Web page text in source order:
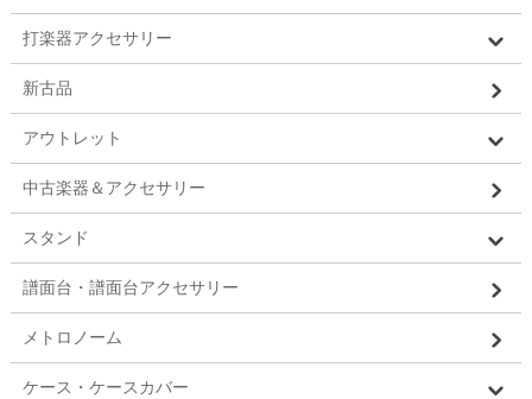
打楽器アクセサリー
新古品
アウトレット
中古楽器＆アクセサリー
スタンド
譜面台・譜面台アクセサリー
メトロノーム
ケース・ケースカバー